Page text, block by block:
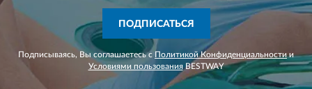
ПОДПИСАТЬСЯ
Подписываясь, Вы соглашаетесь с Политикой Конфиденциальности и
Условиями пользованияBESTWAY